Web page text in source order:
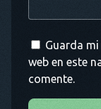
Guarda
web en este
comente.